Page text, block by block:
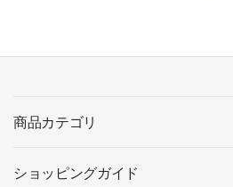
商品カテゴリ
ショッピングガイド